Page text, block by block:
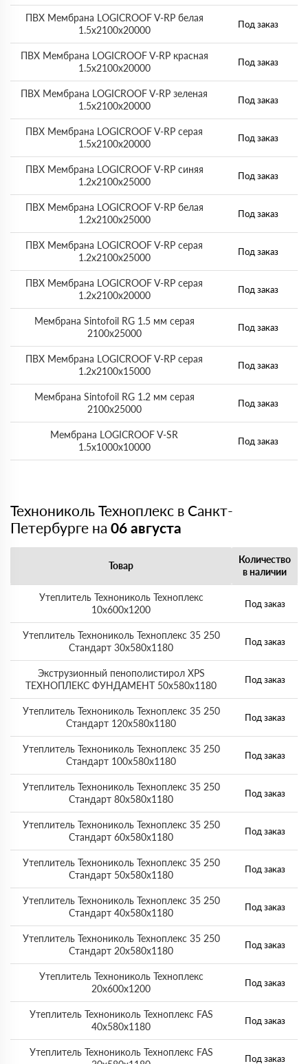
ПВХ Мембрана LOGICROOF V-RP белая
1.5х2100х20000
Под заказ
ПВХ Мембрана LOGICROOF V-RP красная
1.5х2100х20000
Под заказ
ПВХ Мембрана LOGICROOF V-RP зеленая
1.5х2100х20000
Под заказ
ПВХ Мембрана LOGICROOF V-RP серая
1.5х2100х20000
Под заказ
ПВХ Мембрана LOGICROOF V-RP синяя
1.2х2100х25000
Под заказ
ПВХ Мембрана LOGICROOF V-RP белая
1.2х2100х25000
Под заказ
ПВХ Мембрана LOGICROOF V-RP серая
1.2х2100х25000
Под заказ
ПВХ Мембрана LOGICROOF V-RP серая
1.2х2100х20000
Под заказ
Мембрана Sintofoil RG 1.5 мм серая
2100х25000
Под заказ
ПВХ Мембрана LOGICROOF V-RP серая
1.2х2100х15000
Под заказ
Мембрана Sintofoil RG 1.2 мм серая
2100х25000
Под заказ
Мембрана LOGICROOF V-SR
1.5х1000х10000
Под заказ
Технониколь Техноплекс в Санкт-
Петербурге на 06 августа
Товар
Количество
в наличии
Утеплитель Технониколь Техноплекс
10х600х1200
Под заказ
Утеплитель Технониколь Техноплекс 35 250
Стандарт 30х580х1180
Под заказ
Экструзионный пенополистирол XPS
ТЕХНОПЛЕКС ФУНДАМЕНТ 50х580х1180
Под заказ
Утеплитель Технониколь Техноплекс 35 250
Стандарт 120х580х1180
Под заказ
Утеплитель Технониколь Техноплекс 35 250
Стандарт 100х580х1180
Под заказ
Утеплитель Технониколь Техноплекс 35 250
Стандарт 80х580х1180
Под заказ
Утеплитель Технониколь Техноплекс 35 250
Стандарт 60х580х1180
Под заказ
Утеплитель Технониколь Техноплекс 35 250
Стандарт 50х580х1180
Под заказ
Утеплитель Технониколь Техноплекс 35 250
Стандарт 40х580х1180
Под заказ
Утеплитель Технониколь Техноплекс 35 250
Стандарт 20х580х1180
Под заказ
Утеплитель Технониколь Техноплекс
20х600х1200
Под заказ
Утеплитель Технониколь Техноплекс FAS
40х580х1180
Под заказ
Утеплитель Технониколь Техноплекс FAS
Под заказ